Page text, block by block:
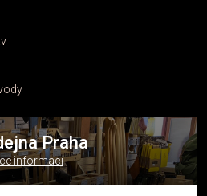
Praha
informací